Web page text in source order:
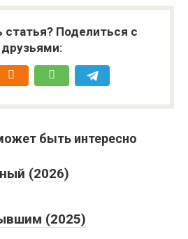
статья? Поделиться с
друзьями:
быть интересно
(2026)
(2025)